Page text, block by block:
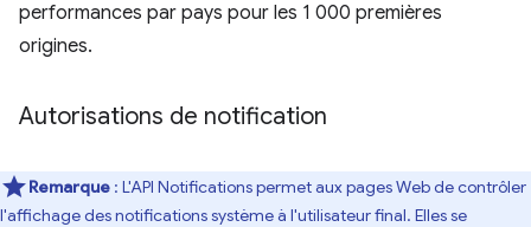
performances par pays pour les 1 000 premières
origines.
Autorisations de notification
Remarque : L'API Notifications permet aux pages Web de contrôler
l'affichage des notifications système à l'utilisateur final. Elles se